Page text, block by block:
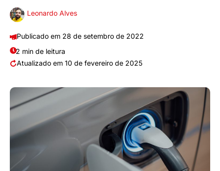
Leonardo Alves
28 de setembro de 2022
2 min de leitura
10 de fevereiro de 2025